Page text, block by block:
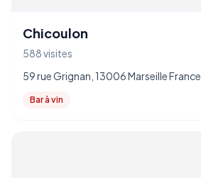
Chicoulon
588 visites
59 rue Grignan, 13006 Marseille France
Bar à vin